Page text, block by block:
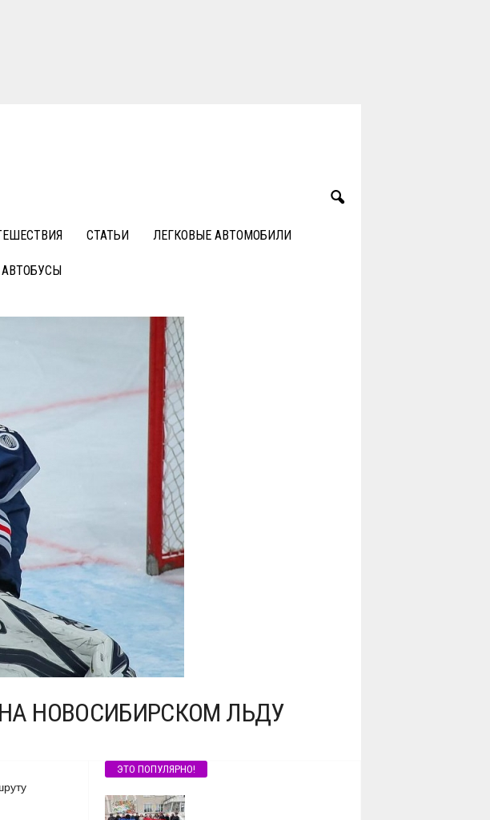
СТАТЬИ ЛЕГКОВЫЕ АВТОМОБИЛИ
НОВОСИБИРСКОМ ЛЬДУ
ЭТО ПОПУЛЯРНО!